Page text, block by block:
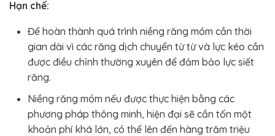
Hạn chế:
Để hoàn thành quá trình niềng răng móm cần thời
gian dài vì các răng dịch chuyển từ từ và lực kéo cần
được điều chỉnh thường xuyên để đảm bảo lực siết
răng.
Niềng răng móm nếu được thực hiện bằng các
phương pháp thông minh, hiện đại sẽ cần tốn một
khoản phí khá lớn, có thể lên đến hàng trăm triệu